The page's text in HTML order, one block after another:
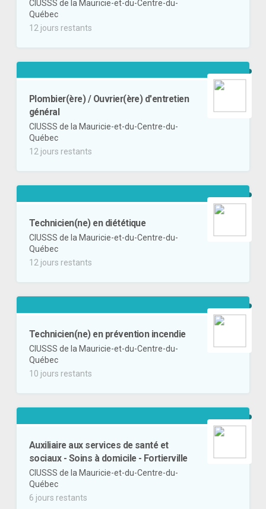
CIUSSS de la Mauricie-et-du-Centre-du-
Québec
12 jours restants
Plombier(ère) / Ouvrier(ère) d'entretien
général
CIUSSS de la Mauricie-et-du-Centre-du-
Québec
12 jours restants
Technicien(ne) en diététique
CIUSSS de la Mauricie-et-du-Centre-du-
Québec
12 jours restants
Technicien(ne) en prévention incendie
CIUSSS de la Mauricie-et-du-Centre-du-
Québec
10 jours restants
Auxiliaire aux services de santé et
sociaux - Soins à domicile - Fortierville
CIUSSS de la Mauricie-et-du-Centre-du-
Québec
6 jours restants